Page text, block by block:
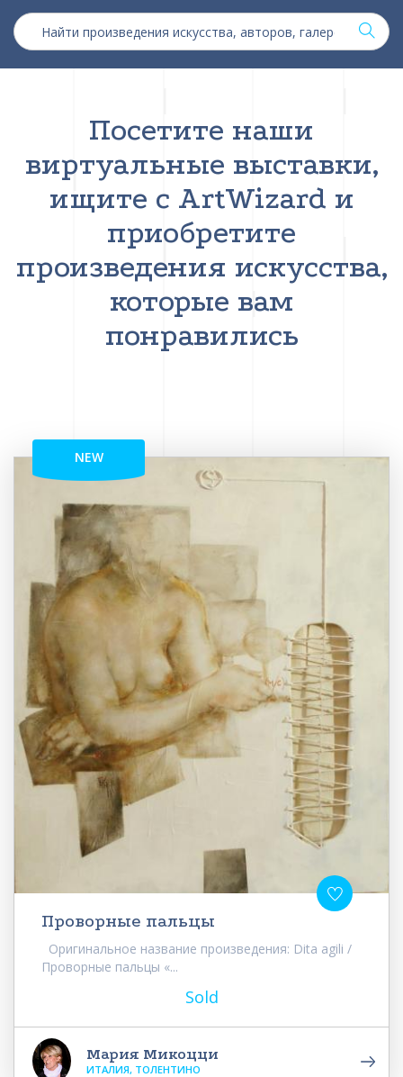
Посетите наши
виртуальные выставки,
ищите с ArtWizard и
приобретите
произведения искусства,
которые вам
понравились
NEW
Проворные пальцы
Оригинальное название произведения: Dita agili /
Проворные пальцы «...
Sold
Мария Микоцци
ИТАЛИЯ, ТОЛЕНТИНО